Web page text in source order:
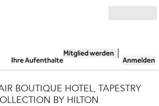
Ihre Aufenthalte
Mitglied werden
Anmelden
BOUTIQUE HOTEL, TAPESTRY
BY HILTON